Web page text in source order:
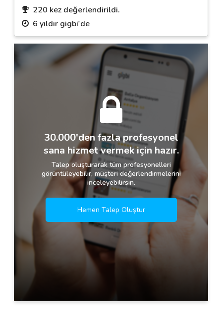
220 kez değerlendirildi.
6 yıldır gigbi'de
30.000'den fazla profesyonel
sana hizmet vermek için hazır.
Talep oluşturarak tüm profesyonelleri
görüntüleyebilir, müşteri değerlendirmelerini
inceleyebilirsin.
Hemen Talep Oluştur